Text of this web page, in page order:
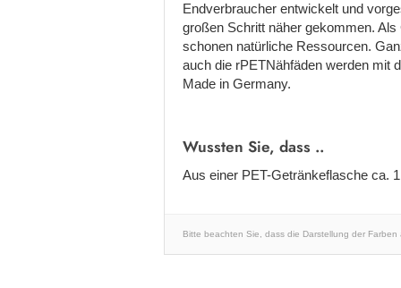
Endverbraucher entwickelt und
großen Schritt näher gekommen.
schonen natürliche Ressourcen.
auch die rPETNähfäden werden mit
Made in Germany.
Wussten Sie, dass ..
Aus einer PET-Getränkeflasche ca.
Bitte beachten Sie, dass die Darstellung der